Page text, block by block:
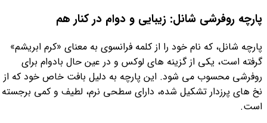
پارچه روفرشی شانل: زیبایی و دوام در کنار هم
پارچه شانل، که نام خود را از کلمه فرانسوی به معنای «کرم ابریشم»
گرفته است، یکی از گزینه های لوکس و در عین حال بادوام برای
روفرشی محسوب می شود. این پارچه به دلیل بافت خاص خود که از
نخ های پرزدار تشکیل شده، دارای سطحی نرم، لطیف و کمی برجسته
است.